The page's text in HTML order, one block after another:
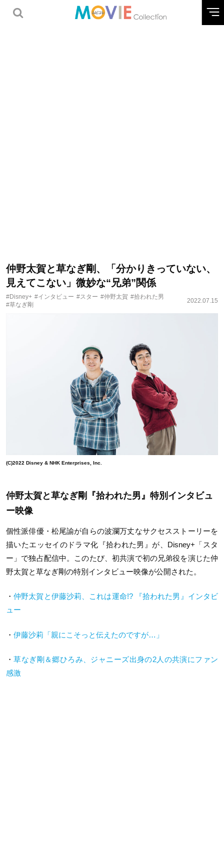
仲野太賀と草なぎ剛、「分かりきっていない、
見えてこない」微妙な“兄弟”関係
#Disney+ #インタビュー #スター #仲野太賀 #拾われた男
#草なぎ剛
2022.07.15
(C)2022 Disney & NHK Enterprises, Inc.
仲野太賀と草なぎ剛『拾われた男』特別インタビュ
ー映像
個性派俳優・松尾諭が自らの波瀾万丈なサクセスストーリーを
描いたエッセイのドラマ化『拾われた男』が、Disney+「スタ
ー」で独占配信中。このたび、初共演で初の兄弟役を演じた仲
野太賀と草なぎ剛の特別インタビュー映像が公開された。
・仲野太賀と伊藤沙莉、これは運命!? 『拾われた男』インタビ
ュー
・ 伊藤沙莉「親にこそっと伝えたのですが…」
・草なぎ剛＆郷ひろみ、ジャニーズ出身の2人の共演にファン
感激